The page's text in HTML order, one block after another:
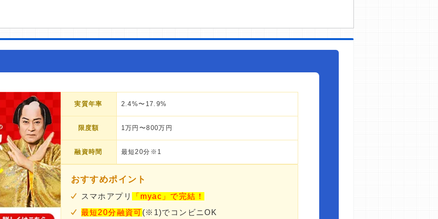
実質年率 2.4%〜17.9%
限度額 1万円〜800万円
融資時間 最短20分※1
おすすめポイント
スマホアプリ
「myac」で完結！
最短20分融資可(※1)でコンビニOK